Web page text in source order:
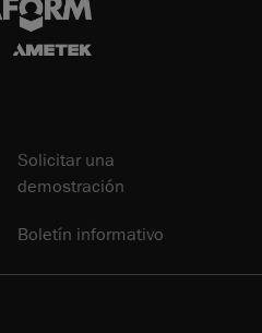
Solicitar una
demostración
Boletín informativo